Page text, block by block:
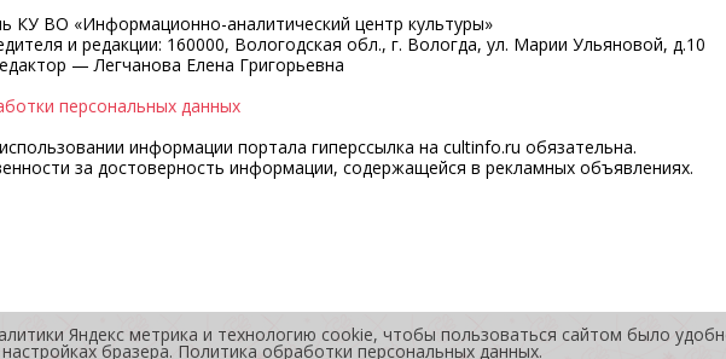
КУ ВО «Информационно-аналитический центр культуры»
и редакции: 160000, Вологодская обл., г. Вологда, ул. Марии Ульяновой, д.10
— Легчанова Елена Григорьевна
персональных данных
информации портала гиперссылка на cultinfo.ru обязательна.
за достоверность информации, содержащейся в рекламных объявлениях.
Яндекс метрика и технологию cookie, чтобы пользоваться сайтом было
бразера. Политика обработки персональных данных.